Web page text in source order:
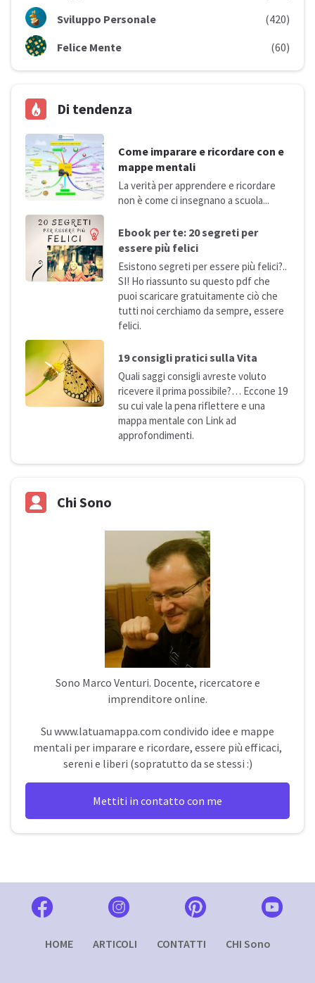
Sviluppo Personale
(420)
Felice Mente
(60)
Di tendenza
Come imparare e ricordare con e
mappe mentali
La verità per apprendere e ricordare
non è come ci insegnano a scuola...
Ebook per te: 20 segreti per
essere più felici
Esistono segreti per essere più felici?..
SI! Ho riassunto su questo pdf che
puoi scaricare gratuitamente ciò che
tutti noi cerchiamo da sempre, essere
felici.
19 consigli pratici sulla Vita
Quali saggi consigli avreste voluto
ricevere il prima possibile?… Eccone 19
su cui vale la pena riflettere e una
mappa mentale con Link ad
approfondimenti.
Chi Sono
Sono Marco Venturi. Docente, ricercatore e
imprenditore online.
Su www.latuamappa.com condivido idee e mappe
mentali per imparare e ricordare, essere più efficaci,
sereni e liberi (sopratutto da se stessi :)
Mettiti in contatto con me
HOME ARTICOLI CONTATTI CHI Sono